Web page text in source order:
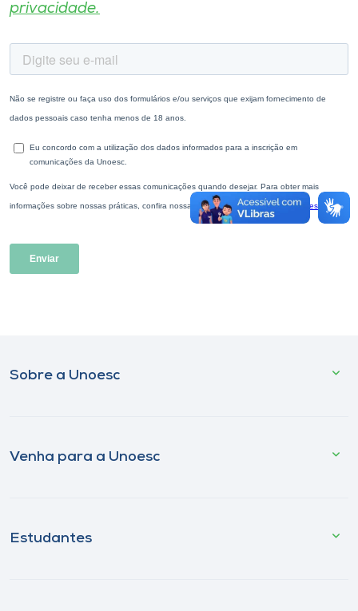
privacidade.
Sobre a Unoesc
Venha para a Unoesc
Estudantes